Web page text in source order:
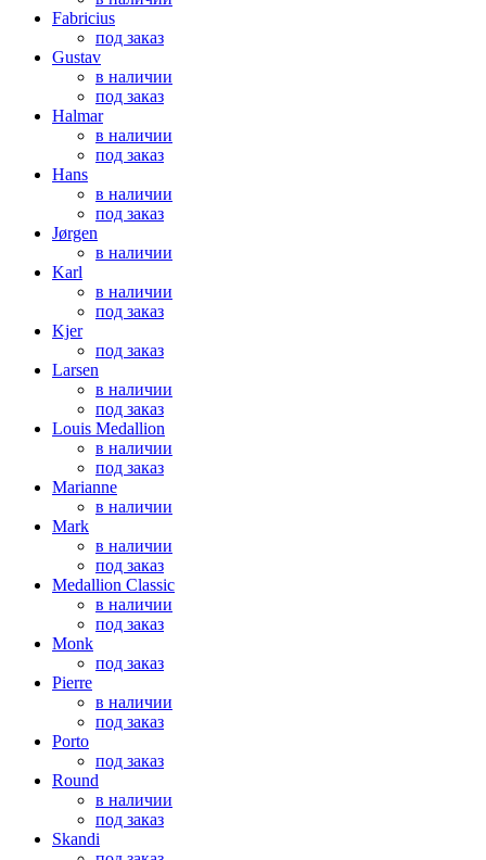
Fabricius
под заказ
Gustav
в наличии
под заказ
Halmar
в наличии
под заказ
Hans
в наличии
под заказ
Jørgen
в наличии
Karl
в наличии
под заказ
Kjer
под заказ
Larsen
в наличии
под заказ
Louis Medallion
в наличии
под заказ
Marianne
в наличии
Mark
в наличии
под заказ
Medallion Classic
в наличии
под заказ
Monk
под заказ
Pierre
в наличии
под заказ
Porto
под заказ
Round
в наличии
под заказ
Skandi